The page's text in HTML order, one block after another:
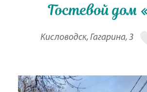
Гостевой дом
Кисловодск, Гагарина, 3